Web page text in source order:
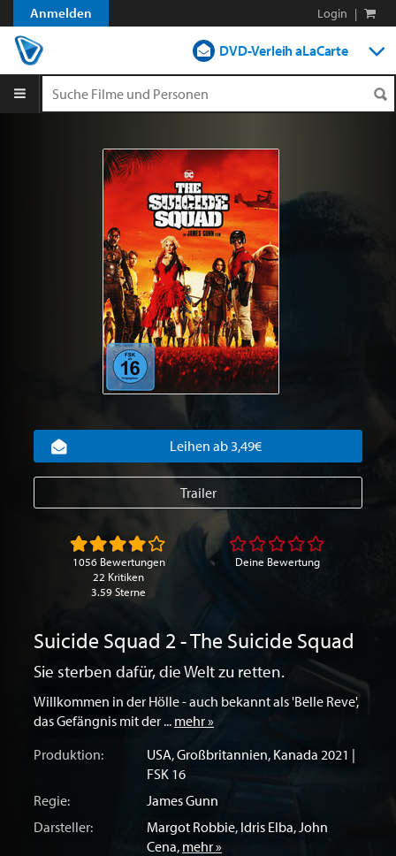
Anmelden Login |
DVD-Verleih aLaCarte
Shop
Blog
Suicide Squad 2 - The Suicide Squad
Sie sterben dafür, die Welt zu retten.
Willkommen in der Hölle - auch bekannt als 'Belle Reve',
das Gefängnis mit der ... mehr »
Produktion:
USA,Großbritannien, Kanada 2021 |
FSK 16
Regie:
James Gunn
Darsteller:
Margot Robbie, Idris Elba, John
Cena, mehr »
Leihen ab 3,49€
Trailer
1056 Bewertungen
22 Kritiken
3.59 Sterne
Deine Bewertung